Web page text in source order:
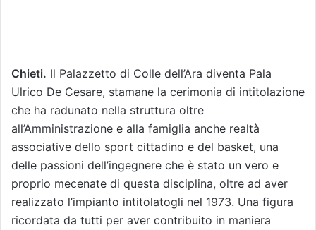
Chieti. Il Palazzetto di Colle dell’Ara diventa Pala
Ulrico De Cesare, stamane la cerimonia di intitolazione
che ha radunato nella struttura oltre
all’Amministrazione e alla famiglia anche realtà
associative dello sport cittadino e del basket, una
delle passioni dell’ingegnere che è stato un vero e
proprio mecenate di questa disciplina, oltre ad aver
realizzato l’impianto intitolatogli nel 1973. Una figura
ricordata da tutti per aver contribuito in maniera